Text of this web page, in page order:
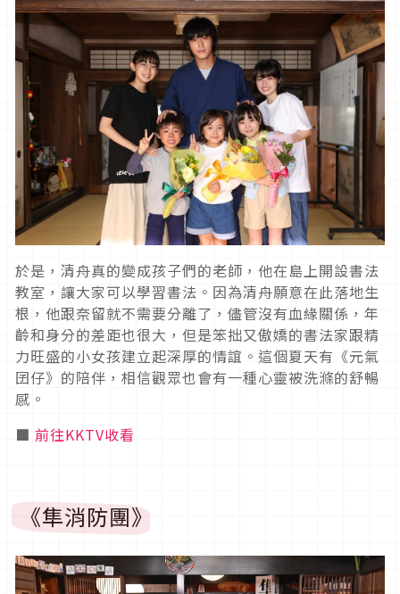
於是，清舟真的變成孩子們的老師，他在島上開設書法
教室，讓大家可以學習書法。因為清舟願意在此落地生
根，他跟奈留就不需要分離了，儘管沒有血緣關係，年
齡和身分的差距也很大，但是笨拙又傲嬌的書法家跟精
力旺盛的小女孩建立起深厚的情誼。這個夏天有《元氣
囝仔》的陪伴，相信觀眾也會有一種心靈被洗滌的舒暢
感。
■ 前往KKTV收看
《隼消防團》